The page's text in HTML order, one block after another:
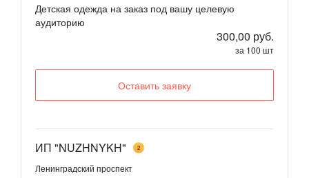
Детская одежда на заказ под вашу целевую
аудиторию
300,00 руб.
за 100 шт
Оставить заявку
ИП "NUZHNYKH" 2
Ленинградский проспект